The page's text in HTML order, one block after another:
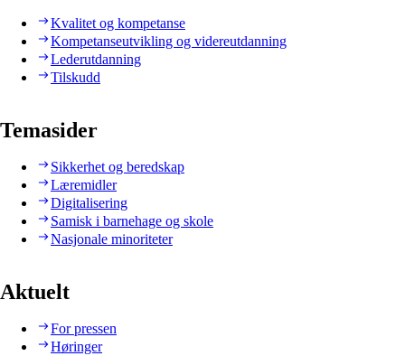
Kvalitet og kompetanse
Kompetanseutvikling og videreutdanning
Lederutdanning
Tilskudd
Temasider
Sikkerhet og beredskap
Læremidler
Digitalisering
Samisk i barnehage og skole
Nasjonale minoriteter
Aktuelt
For pressen
Høringer